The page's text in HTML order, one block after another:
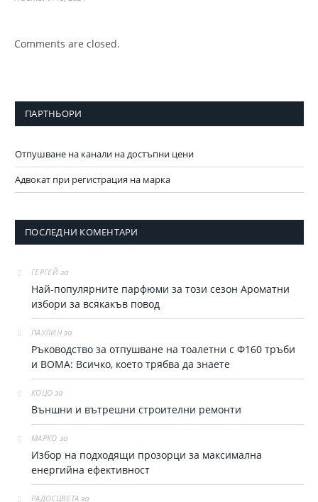
Comments are closed.
ПАРТНЬОРИ
Отпушване на канали на достъпни цени
Адвокат при регистрация на марка
ПОСЛЕДНИ КОМЕНТАРИ
ГЕРГЕЙза
Най-популярните парфюми за тoзи сезон Ароматни
избори за всякакъв повод
ПАУЛИНза
Ръководство за отпушване на тоалетни с Ф160 тръби
и ВОМА: Всичко, което трябва да знаете
КОЦО за
Външни и вътрешни строителни ремонти
МАРКО за
Избор на подходящи прозорци за максимална
енергийна ефективност
РАДОСЦВЕТА за